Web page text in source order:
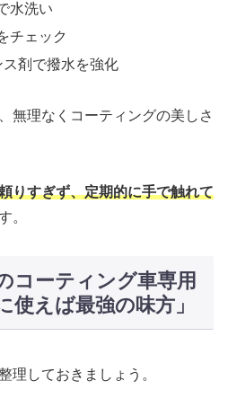
水洗い
チェック
剤で撥水を強化
無理なくコーティングの美しさ
りすぎず、定期的に手で触れて
。
コーティング車専用
使えば最強の味方」
理しておきましょう。